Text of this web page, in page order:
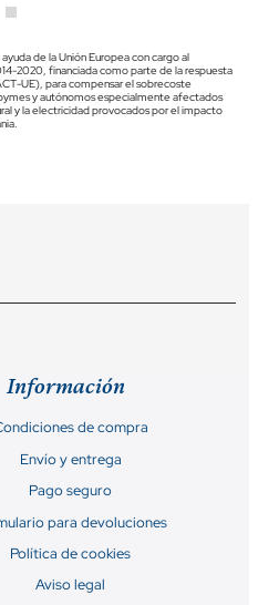
de la Unión Europea con cargo al
2020, financiada como parte de la respuesta
UE), para compensar el sobrecoste
y autónomos especialmente afectados
y la electricidad provocados por el impacto
Información
de compra
Envío y entrega
Pago seguro
para devoluciones
Política de cookies
Aviso legal